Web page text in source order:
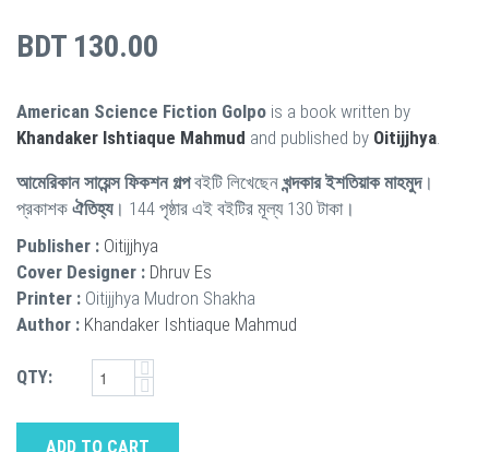
BDT 130.00
American Science Fiction Golpo is a book written by
Khandaker Ishtiaque Mahmud and published by Oitijjhya
আমেরিকান সায়েন্স ফিকশন গল্পবইটি লিখেছেন খন্দকার ইশতিয়াক মাহমুদ।
প্রকাশক ঐতিহ্য। 144 পৃষ্ঠার এই বইটির মূল্য 130 টাকা।
Publisher : Oitijjhya
Cover Designer : Dhruv Es
Printer : Oitijjhya Mudron Shakha
Author : Khandaker Ishtiaque Mahmud
QTY:
ADD TO CART